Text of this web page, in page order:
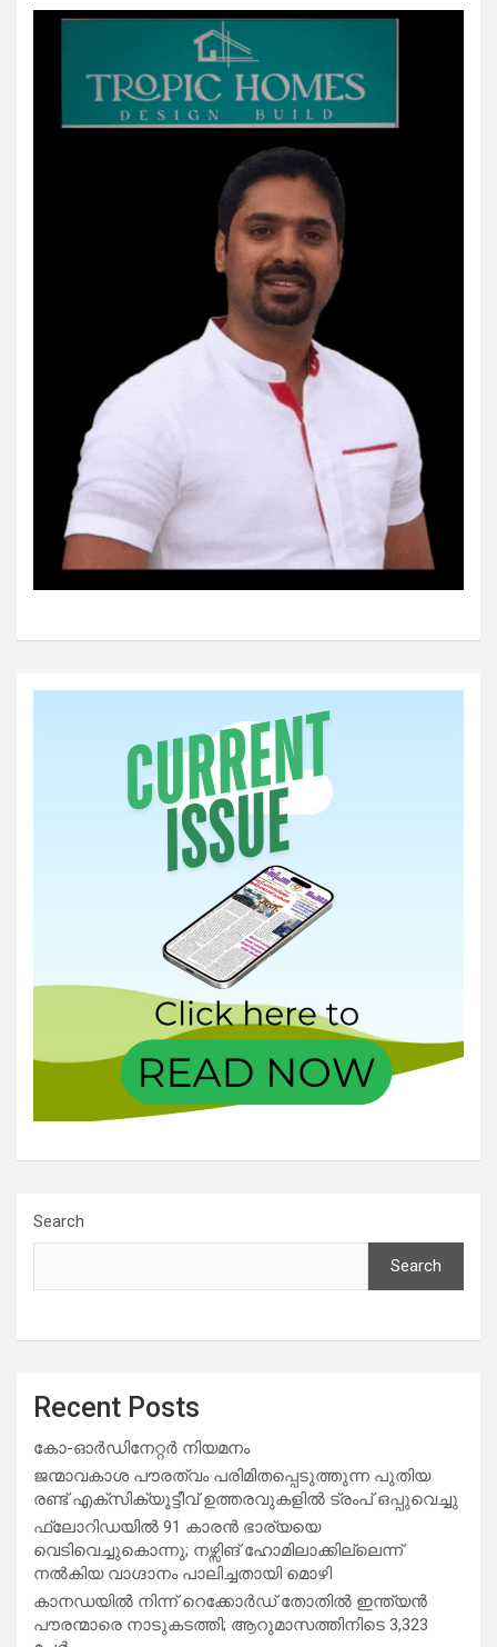
Search
Search
Recent Posts
കോ-ഓർഡിനേറ്റർ നിയമനം
ജന്മാവകാശ പൗരത്വം പരിമിതപ്പെടുത്തുന്ന പുതിയ
രണ്ട് എക്സിക്യൂട്ടീവ് ഉത്തരവുകളിൽ ട്രംപ് ഒപ്പുവെച്ചു
ഫ്ലോറിഡയിൽ 91 കാരൻ ഭാര്യയെ
വെടിവെച്ചുകൊന്നു; നഴ്സിങ് ഹോമിലാക്കില്ലെന്ന്
നൽകിയ വാഗ്ദാനം പാലിച്ചതായി മൊഴി
കാനഡയിൽ നിന്ന് റെക്കോർഡ് തോതിൽ ഇന്ത്യൻ
പൗരന്മാരെ നാടുകടത്തി; ആറുമാസത്തിനിടെ 3,323